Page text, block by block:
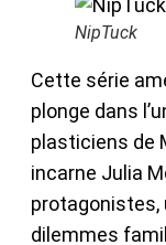
NipTuck
Cette série
plonge dans
plasticiens de
incarne Julia
protagonistes,
dilemmes